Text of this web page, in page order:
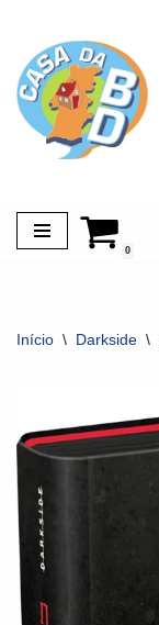
Avançar
para
o
conteúdo
0
Início \ Darkside \